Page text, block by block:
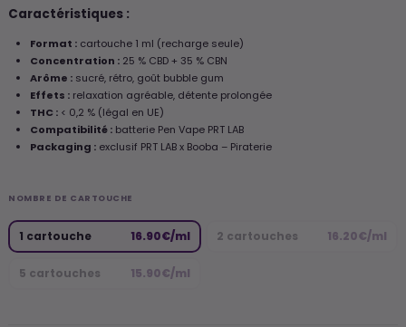
Caractéristiques :
Format : cartouche 1 ml (recharge seule)
Concentration : 25 % CBD + 35 % CBN
Arôme : sucré, rétro, goût bubble gum
Effets : relaxation agréable, détente prolongée
THC : < 0,2 % (légal en UE)
Compatibilité : batterie Pen Vape PRT LAB
Packaging : exclusif PRT LAB x Booba – Piraterie
NOMBRE DE CARTOUCHE
1 cartouche 16.90€/ml 2 cartouches 16.20€/ml
5 cartouches 15.90€/ml